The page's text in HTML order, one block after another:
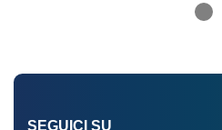
SEGUICI SU